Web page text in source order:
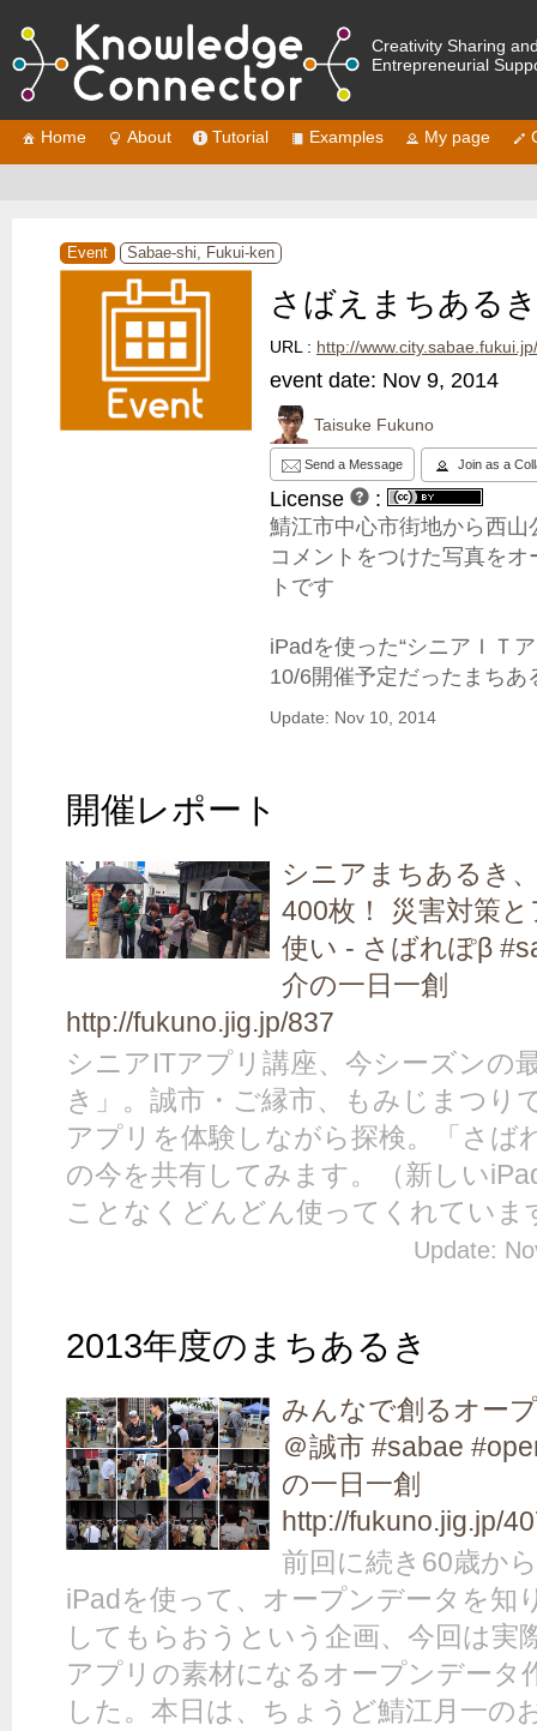
Creativity Sharing
Entrepreneurial
Home About Tutorial Examples My page
Event Sabae-shi, Fukui-ken
さばえまちあるき
URL : http://
event date: Nov 9, 2014
Taisuke Fukuno
Send a Message Join as a
License
:
鯖江市中心市街地から西
コメントをつけた写真を
トです
iPadを使った“シニアＩＴ
10/6開催予定だったまち
Update: Nov 10, 2014
開催レポート
シニアまちあるき
400枚！ 災害対策
使い - さばれぽβ
介の一日一創
http://fukuno.jig.jp/837
シニアITアプリ講座、今シーズンの
き」。誠市・ご縁市、もみじまつり
アプリを体験しながら探検。「さば
の今を共有してみます。（新しい
ことなくどんどん使ってくれていま
Update:
2013年度のまちあるき
みんなで創るオー
＠誠市 #sabae
の一日一創
http://fukuno.jig.jp/
前回に続き60歳か
iPadを使って、オープンデータを知
してもらおうという企画、今回は実
アプリの素材になるオープンデータ
した。本日は、ちょうど鯖江月一の